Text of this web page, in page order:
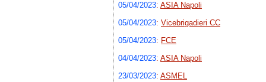
05/04/2023: ASIA Napoli
05/04/2023: Vicebrigadieri CC
05/04/2023: FCE
04/04/2023: ASIA Napoli
23/03/2023: ASMEL